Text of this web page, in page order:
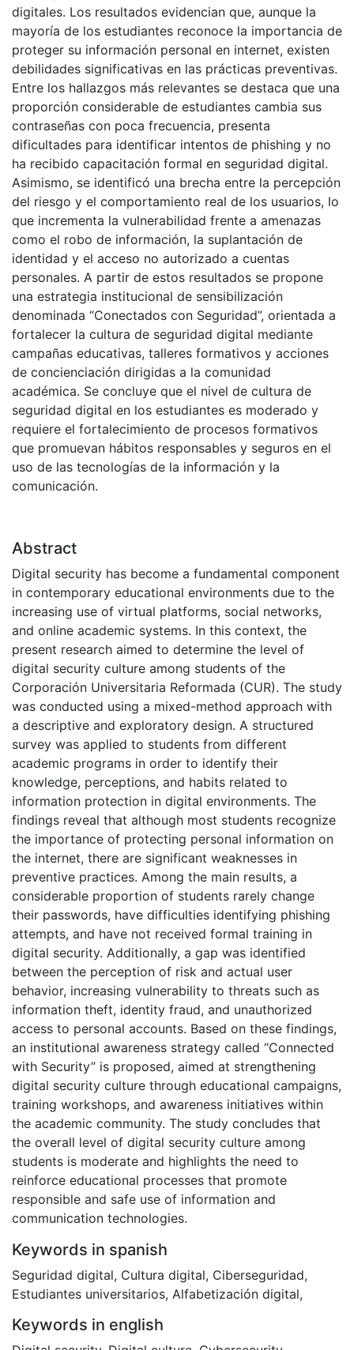
digitales. Los resultados evidencian que, aunque la
mayoría de los estudiantes reconoce la importancia de
proteger su información personal en internet, existen
debilidades significativas en las prácticas preventivas.
Entre los hallazgos más relevantes se destaca que una
proporción considerable de estudiantes cambia sus
contraseñas con poca frecuencia, presenta
dificultades para identificar intentos de phishing y no
ha recibido capacitación formal en seguridad digital.
Asimismo, se identificó una brecha entre la percepción
del riesgo y el comportamiento real de los usuarios, lo
que incrementa la vulnerabilidad frente a amenazas
como el robo de información, la suplantación de
identidad y el acceso no autorizado a cuentas
personales. A partir de estos resultados se propone
una estrategia institucional de sensibilización
denominada “Conectados con Seguridad”, orientada a
fortalecer la cultura de seguridad digital mediante
campañas educativas, talleres formativos y acciones
de concienciación dirigidas a la comunidad
académica. Se concluye que el nivel de cultura de
seguridad digital en los estudiantes es moderado y
requiere el fortalecimiento de procesos formativos
que promuevan hábitos responsables y seguros en el
uso de las tecnologías de la información y la
comunicación.
Abstract
Digital security has become a fundamental component
in contemporary educational environments due to the
increasing use of virtual platforms, social networks,
and online academic systems. In this context, the
present research aimed to determine the level of
digital security culture among students of the
Corporación Universitaria Reformada (CUR). The study
was conducted using a mixed-method approach with
a descriptive and exploratory design. A structured
survey was applied to students from different
academic programs in order to identify their
knowledge, perceptions, and habits related to
information protection in digital environments. The
findings reveal that although most students recognize
the importance of protecting personal information on
the internet, there are significant weaknesses in
preventive practices. Among the main results, a
considerable proportion of students rarely change
their passwords, have difficulties identifying phishing
attempts, and have not received formal training in
digital security. Additionally, a gap was identified
between the perception of risk and actual user
behavior, increasing vulnerability to threats such as
information theft, identity fraud, and unauthorized
access to personal accounts. Based on these findings,
an institutional awareness strategy called “Connected
with Security” is proposed, aimed at strengthening
digital security culture through educational campaigns,
training workshops, and awareness initiatives within
the academic community. The study concludes that
the overall level of digital security culture among
students is moderate and highlights the need to
reinforce educational processes that promote
responsible and safe use of information and
communication technologies.
Keywords in spanish
Seguridad digital, Cultura digital, Ciberseguridad,
Estudiantes universitarios, Alfabetización digital,
Keywords in english